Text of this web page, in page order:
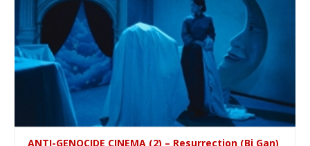
ANTI-GENOCIDE CINEMA (2) – Resurrection (Bi Gan)